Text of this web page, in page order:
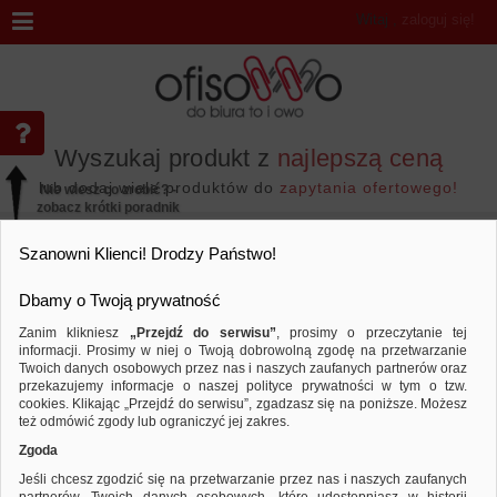
Wyszukaj produkt z najlepszą ceną
lub dodaj wiele produktów do zapytania ofertowego!
Witaj ,
Marka NO NAME
Porównaj Sortuj według
Nie wiesz co zrobić? -
zobacz krótki poradnik
Szanowni Klienci! Drodzy Państwo!
Dbamy o Twoją prywatność
Zanim klikniesz „Przejdź do serwisu”, prosimy o przeczytanie tej
informacji. Prosimy w niej o Twoją dobrowolną zgodę na przetwarzanie
Twoich danych osobowych przez nas i naszych zaufanych partnerów oraz
przekazujemy informacje o naszej polityce prywatności w tym o tzw.
cookies. Klikając „Przejdź do serwisu”, zgadzasz się na poniższe. Możesz
też odmówić zgody lub ograniczyć jej zakres.
Zgoda
Jeśli chcesz zgodzić się na przetwarzanie przez nas i naszych zaufanych